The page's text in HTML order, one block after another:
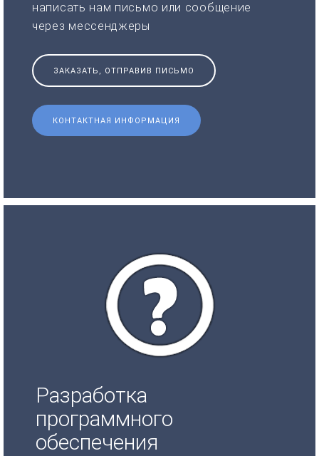
написать нам письмо или сообщение
через мессенджеры
ЗАКАЗАТЬ, ОТПРАВИВ ПИСЬМО
КОНТАКТНАЯ ИНФОРМАЦИЯ
Разработка
программного
обеспечения